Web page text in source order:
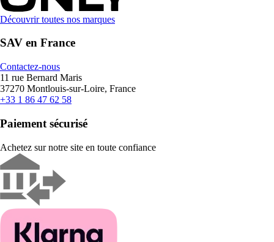
Découvrir toutes nos marques
SAV en France
Contactez-nous
11 rue Bernard Maris
37270 Montlouis-sur-Loire, France
+33 1 86 47 62 58
Paiement sécurisé
Achetez sur notre site en toute confiance